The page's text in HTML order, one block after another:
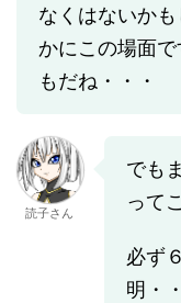
なくはないか
かにこの場面
もだね・・・
読子さん
でも
って
必ず
明・